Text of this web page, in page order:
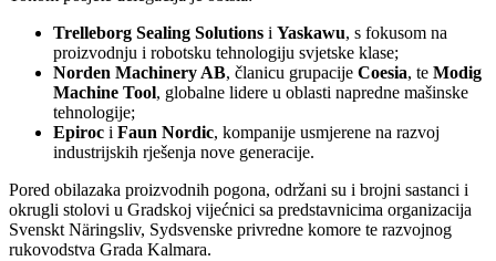
Trelleborg Sealing Solutions i Yaskawu, s fokusom na
proizvodnju i robotsku tehnologiju svjetske klase;
Norden Machinery AB, članicu grupacije Coesia, te Modig
Machine Tool, globalne lidere u oblasti napredne mašinske
tehnologije;
Epiroc i Faun Nordic, kompanije usmjerene na razvoj
industrijskih rješenja nove generacije.
Pored obilazaka proizvodnih pogona, održani su i brojni sastanci i
okrugli stolovi u Gradskoj vijećnici sa predstavnicima organizacija
Svenskt Näringsliv, Sydsvenske privredne komore te razvojnog
rukovodstva Grada Kalmara.